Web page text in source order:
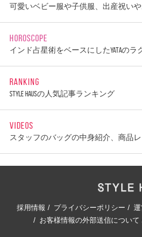
可愛いベビー服や子供服、出産祝い
HOROSCOPE
インド占星術をベースにしたYATAのラ
RANKING
STYLE HAUSの人気記事ランキング
VIDEOS
スタッフのバッグの中身紹介、商品
採用情報 プライバシーポリシー 運
お客様情報の外部送信について